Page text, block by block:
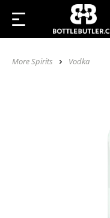
More Spirits Vodka